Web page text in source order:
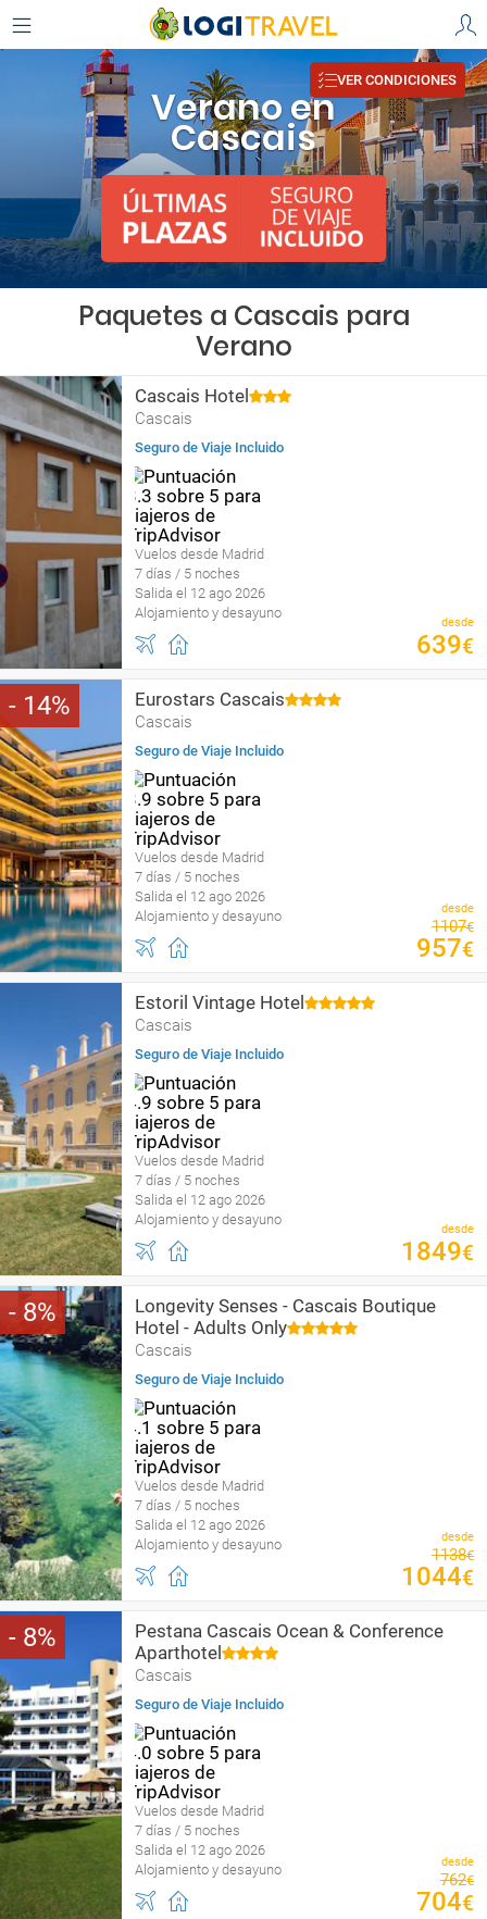
Verano en
Cascais
VER CONDICIONES
Paquetes a Cascais para
Verano
Cascais Hotel
Cascais
Seguro de Viaje Incluido
Vuelos desde Madrid
7 días / 5 noches
Salida el 12 ago 2026
Alojamiento y desayuno
desde
639€
14 Eurostars Cascais
Cascais
Seguro de Viaje Incluido
Vuelos desde Madrid
7 días / 5 noches
Salida el 12 ago 2026
Alojamiento y desayuno
desde
1107€
957€
Estoril Vintage Hotel
Cascais
Seguro de Viaje Incluido
Vuelos desde Madrid
7 días / 5 noches
Salida el 12 ago 2026
Alojamiento y desayuno
desde
1849€
8
Longevity Senses - Cascais Boutique
Hotel - Adults Only
Cascais
Seguro de Viaje Incluido
Vuelos desde Madrid
7 días / 5 noches
Salida el 12 ago 2026
Alojamiento y desayuno
desde
1138€
1044€
8
Pestana Cascais Ocean & Conference
Aparthotel
Cascais
Seguro de Viaje Incluido
Vuelos desde Madrid
7 días / 5 noches
Salida el 12 ago 2026
Alojamiento y desayuno
desde
762€
704€